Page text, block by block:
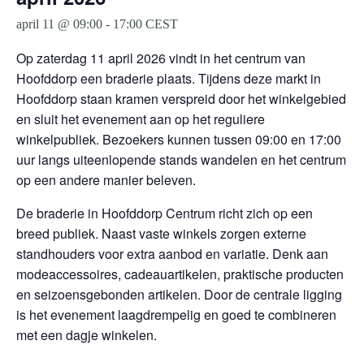
april 11 @ 09:00 - 17:00 CEST
Op zaterdag 11 april 2026 vindt in het centrum van
Hoofddorp een braderie plaats. Tijdens deze markt in
Hoofddorp staan kramen verspreid door het winkelgebied
en sluit het evenement aan op het reguliere
winkelpubliek. Bezoekers kunnen tussen 09:00 en 17:00
uur langs uiteenlopende stands wandelen en het centrum
op een andere manier beleven.
De braderie in Hoofddorp Centrum richt zich op een
breed publiek. Naast vaste winkels zorgen externe
standhouders voor extra aanbod en variatie. Denk aan
modeaccessoires, cadeauartikelen, praktische producten
en seizoensgebonden artikelen. Door de centrale ligging
is het evenement laagdrempelig en goed te combineren
met een dagje winkelen.